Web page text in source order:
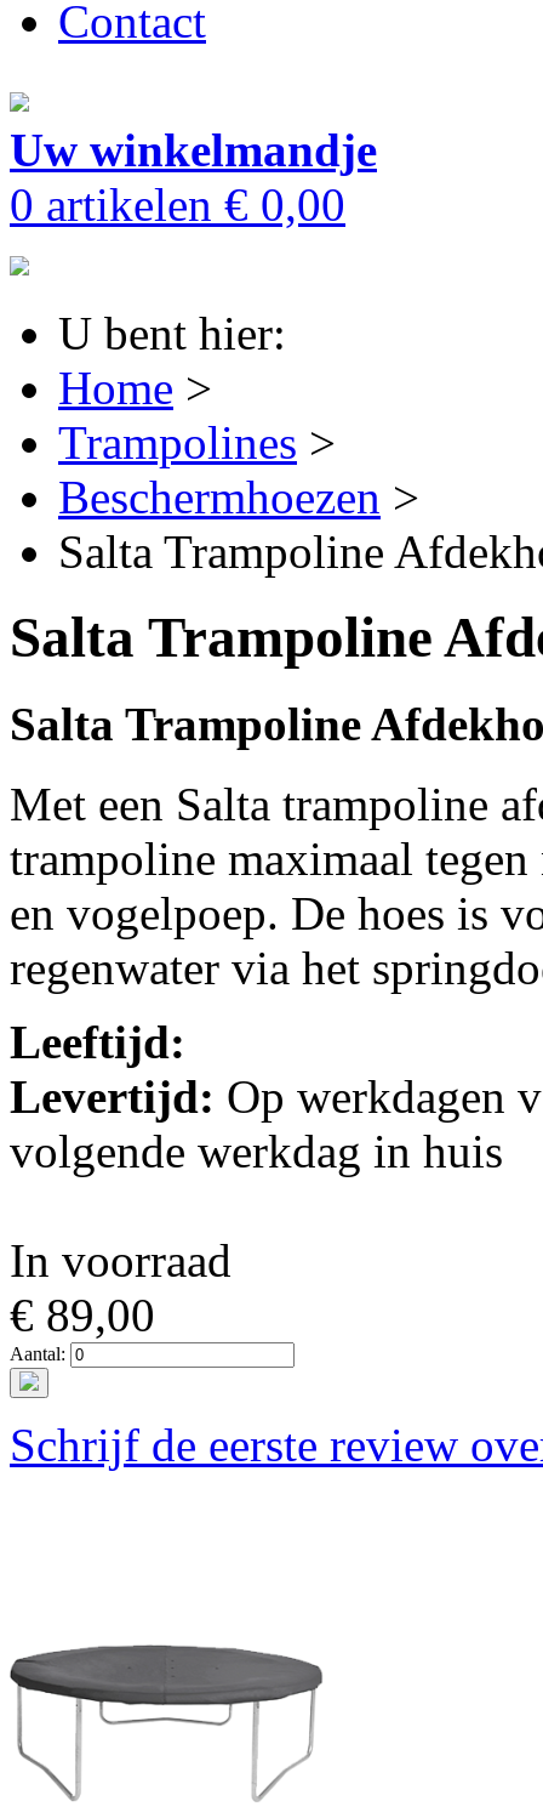
Contact
Uw winkelmandje
0 artikelen € 0,00
U bent hier:
Home >
Trampolines >
Beschermhoezen >
Salta Trampoline
Salta Trampoline
Salta Trampoline
Met een Salta trampoline
trampoline maximaal
en vogelpoep. De hoes is
regenwater via het
Leeftijd:
Levertijd: Op werkdagen
volgende werkdag in huis
In voorraad
€ 89,00
Aantal:
Schrijf de eerste review